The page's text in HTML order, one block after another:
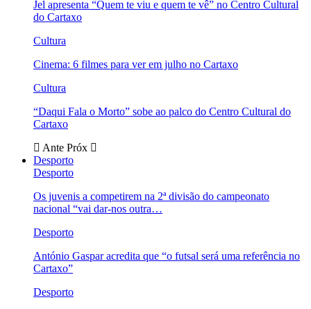
Jel apresenta “Quem te viu e quem te vê” no Centro Cultural
do Cartaxo
Cultura
Cinema: 6 filmes para ver em julho no Cartaxo
Cultura
“Daqui Fala o Morto” sobe ao palco do Centro Cultural do
Cartaxo
Ante Próx
Desporto
Desporto
Os juvenis a competirem na 2ª divisão do campeonato
nacional “vai dar-nos outra…
Desporto
António Gaspar acredita que “o futsal será uma referência no
Cartaxo”
Desporto